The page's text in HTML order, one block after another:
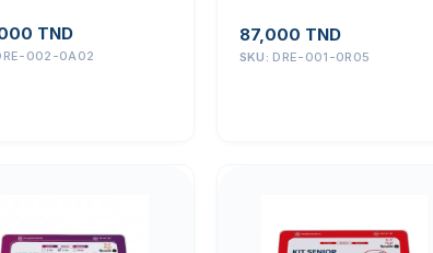
TND
002-0A02
87,000 TND
SKU: DRE-001-0R05